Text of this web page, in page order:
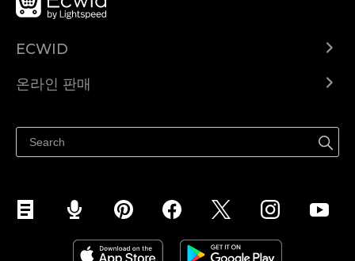
ECWID
도움말 센터
온라인 판매
페이스북에서 판매하기
인스타그램에서 판매하기